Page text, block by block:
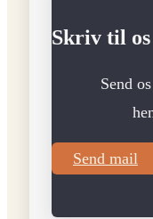
Skriv til os
Send
Send mail